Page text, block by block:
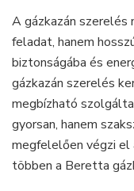
A gázkazán szerelés
feladat, hanem
biztonságába és
gázkazán szerelés
megbízható
gyorsan, hanem
megfelelően végzi el
többen a Beretta